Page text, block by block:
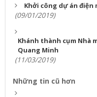
Khởi công dự án điện
(09/01/2019)
Khánh thành cụm Nhà
Quang Minh
(11/03/2019)
Những tin cũ hơn